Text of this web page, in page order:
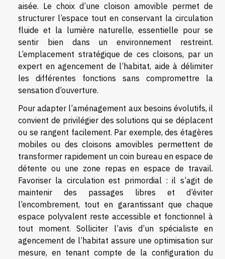
aisée. Le choix d’une cloison amovible permet de
structurer l’espace tout en conservant la circulation
fluide et la lumière naturelle, essentielle pour se
sentir bien dans un environnement restreint.
L’emplacement stratégique de ces cloisons, par un
expert en agencement de l’habitat, aide à délimiter
les différentes fonctions sans compromettre la
sensation d’ouverture.
Pour adapter l’aménagement aux besoins évolutifs, il
convient de privilégier des solutions qui se déplacent
ou se rangent facilement. Par exemple, des étagères
mobiles ou des cloisons amovibles permettent de
transformer rapidement un coin bureau en espace de
détente ou une zone repas en espace de travail.
Favoriser la circulation est primordial : il s’agit de
maintenir des passages libres et d’éviter
l’encombrement, tout en garantissant que chaque
espace polyvalent reste accessible et fonctionnel à
tout moment. Solliciter l’avis d’un spécialiste en
agencement de l’habitat assure une optimisation sur
mesure, en tenant compte de la configuration du